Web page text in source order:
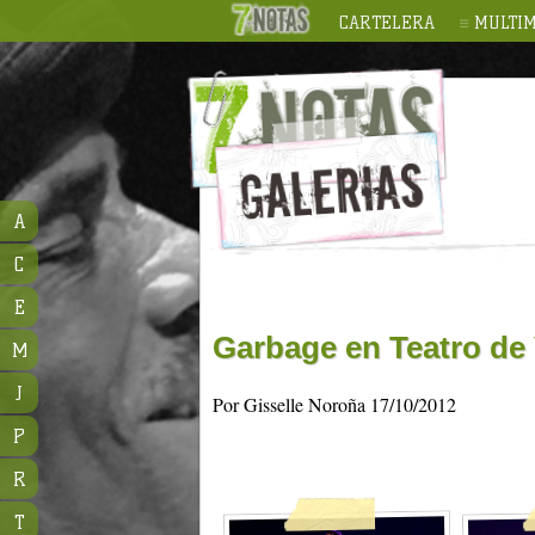
CARTELERA
Garbage en Teatro de
Por Gisselle Noroña 17/10/2012
A
C
E
M
J
P
R
T